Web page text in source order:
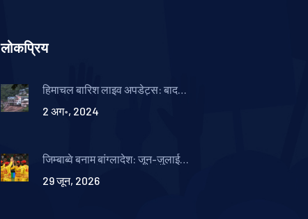
लोकप्रिय
हिमाचल बारिश लाइव अपडेट्स: बादल
2 अग॰, 2024
जिम्बाब्वे बनाम बांग्लादेश: जून-जुलाई
श्रृंखला
29 जून, 2026